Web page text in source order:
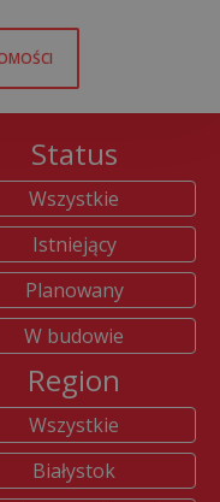
Status
Wszystkie
Istniejący
Planowany
W budowie
Region
Wszystkie
Białystok